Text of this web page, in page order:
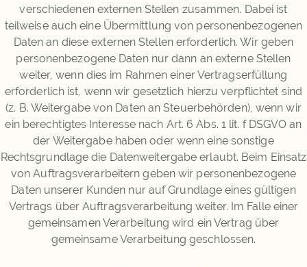
verschiedenen externen Stellen zusammen. Dabei ist
teilweise auch eine Übermittlung von personenbezogenen
Daten an diese externen Stellen erforderlich. Wir geben
personenbezogene Daten nur dann an externe Stellen
weiter, wenn dies im Rahmen einer Vertragserfüllung
erforderlich ist, wenn wir gesetzlich hierzu verpflichtet sind
(z. B. Weitergabe von Daten an Steuerbehörden), wenn wir
ein berechtigtes Interesse nach Art. 6 Abs. 1 lit. f DSGVO an
der Weitergabe haben oder wenn eine sonstige
Rechtsgrundlage die Datenweitergabe erlaubt. Beim Einsatz
von Auftragsverarbeitern geben wir personenbezogene
Daten unserer Kunden nur auf Grundlage eines gültigen
Vertrags über Auftragsverarbeitung weiter. Im Falle einer
gemeinsamen Verarbeitung wird ein Vertrag über
gemeinsame Verarbeitung geschlossen.